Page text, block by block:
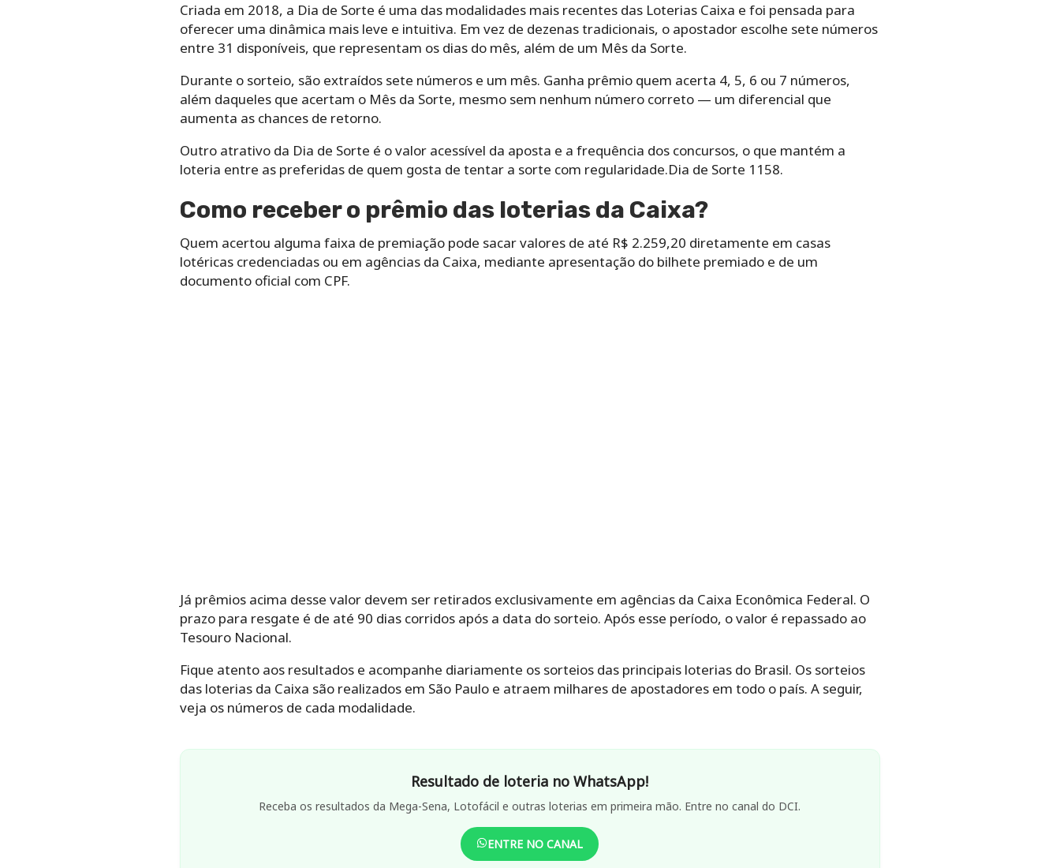
Criada em 2018, a Dia de Sorte é uma das modalidades mais recentes das Loterias Caixa e foi pensada para
oferecer uma dinâmica mais leve e intuitiva. Em vez de dezenas tradicionais, o apostador escolhe sete números
entre 31 disponíveis, que representam os dias do mês, além de um Mês da Sorte.
Durante o sorteio, são extraídos sete números e um mês. Ganha prêmio quem acerta 4, 5, 6 ou 7 números,
além daqueles que acertam o Mês da Sorte, mesmo sem nenhum número correto — um diferencial que
aumenta as chances de retorno.
Outro atrativo da Dia de Sorte é o valor acessível da aposta e a frequência dos concursos, o que mantém a
loteria entre as preferidas de quem gosta de tentar a sorte com regularidade.Dia de Sorte 1158.
Como receber o prêmio das loterias da Caixa?
Quem acertou alguma faixa de premiação pode sacar valores de até R$ 2.259,20 diretamente em casas
lotéricas credenciadas ou em agências da Caixa, mediante apresentação do bilhete premiado e de um
documento oficial com CPF.
Já prêmios acima desse valor devem ser retirados exclusivamente em agências da Caixa Econômica Federal. O
prazo para resgate é de até 90 dias corridos após a data do sorteio. Após esse período, o valor é repassado ao
Tesouro Nacional.
Fique atento aos resultados e acompanhe diariamente os sorteios das principais loterias do Brasil. Os sorteios
das loterias da Caixa são realizados em São Paulo e atraem milhares de apostadores em todo o país. A seguir,
veja os números de cada modalidade.
Resultado de loteria no WhatsApp!
Receba os resultados da Mega-Sena, Lotofácil e outras loterias em primeira mão. Entre no canal do DCI.
ENTRE NO CANAL